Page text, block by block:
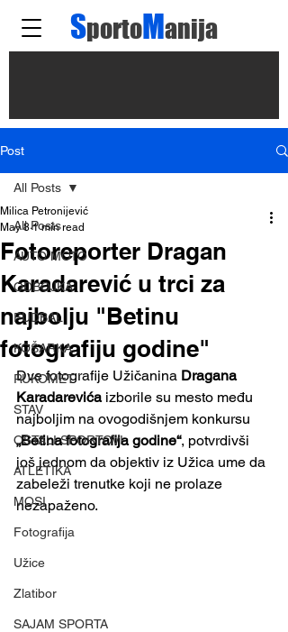
SportoManija
Post
All Posts
AUTO MOTO
ODBOJKA
FUDBAL
KOŠARKA
RUKOMET
STAV
OSTALI SPORTOVI
ATLETIKA
MOSI
Fotografija
Užice
Zlatibor
SAJAM SPORTA
All Posts
Fotoreporter Dragan
Karadarević u trci za
najbolju "Betinu
fotografiju godine"
Milica Petronijević
May 8 1 min read
Dve fotografije Užičanina Dragana
Karadarevića izborile su mesto među
najboljim na ovogodišnjem konkursu
„Betina fotografija godine“, potvrdivši
još jednom da objektiv iz Užica ume da
zabeleži trenutke koji ne prolaze
nezapaženo.